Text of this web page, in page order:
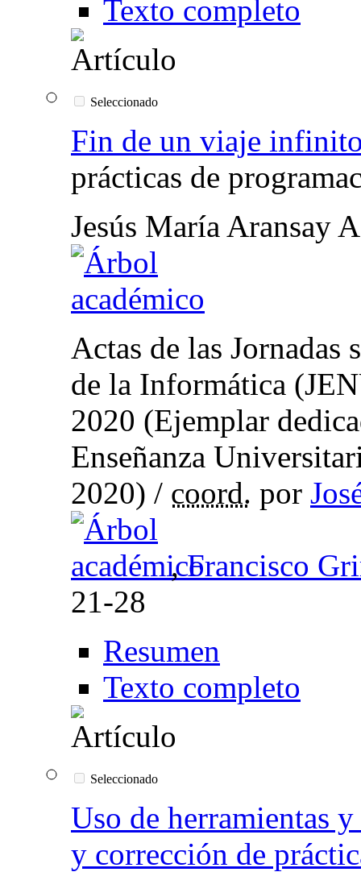
Texto completo
Seleccionado
Fin de un viaje
prácticas de
Jesús María Aransay
Actas de las Jornadas
de la Informática
2020 (Ejemplar
Enseñanza
2020) / coord. por
,Francisco
21-28
Resumen
Texto completo
Seleccionado
Uso de herramientas
y corrección de